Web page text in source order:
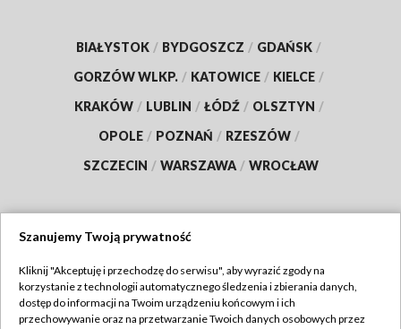
BIAŁYSTOK / BYDGOSZCZ / GDAŃSK /
GORZÓW WLKP. / KATOWICE / KIELCE /
KRAKÓW / LUBLIN / ŁÓDŹ / OLSZTYN /
OPOLE / POZNAŃ / RZESZÓW /
SZCZECIN / WARSZAWA / WROCŁAW
TVP
Abonament TVP
Regulamin TVP
Szanujemy Twoją prywatność
Kliknij "Akceptuję i przechodzę do serwisu", aby wyrazić zgody na
korzystanie z technologii automatycznego śledzenia i zbierania danych,
dostęp do informacji na Twoim urządzeniu końcowym i ich
przechowywanie oraz na przetwarzanie Twoich danych osobowych przez